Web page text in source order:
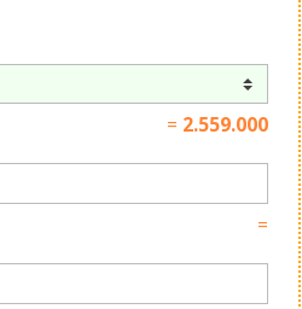
= 2.559.000
=